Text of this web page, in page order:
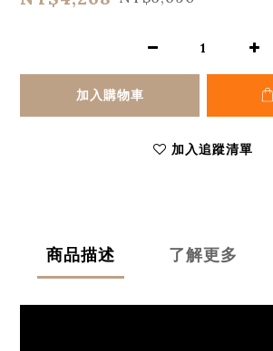
加入購物車
加入追蹤清單
商品描述 了解更多